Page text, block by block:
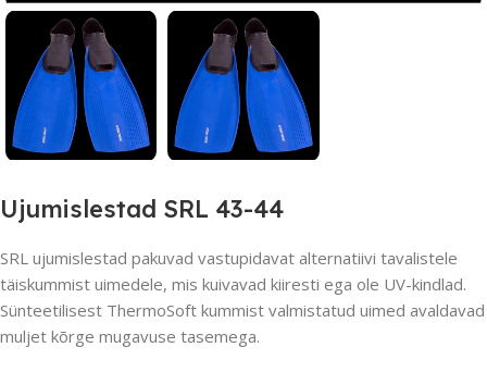
Ujumislestad SRL 43-44
SRL ujumislestad pakuvad vastupidavat alternatiivi tavalistele
täiskummist uimedele, mis kuivavad kiiresti ega ole UV-kindlad.
Sünteetilisest ThermoSoft kummist valmistatud uimed avaldavad
muljet kõrge mugavuse tasemega.